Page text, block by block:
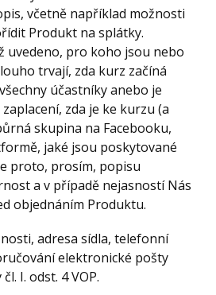
včetně například možnosti
Produkt na splátky.
uvedeno, pro koho jsou nebo
trvají, zda kurz začíná
účastníky anebo je
zda je ke kurzu (a
skupina na Facebooku,
jaké jsou poskytované
proto, prosím, popisu
a v případě nejasností Nás
objednáním Produktu.
adresa sídla, telefonní
elektronické pošty
I. odst. 4 VOP.